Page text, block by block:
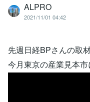
ALPRO
2021/11/01 04:42
先週日経BPさんの取
今月東京の産業見本